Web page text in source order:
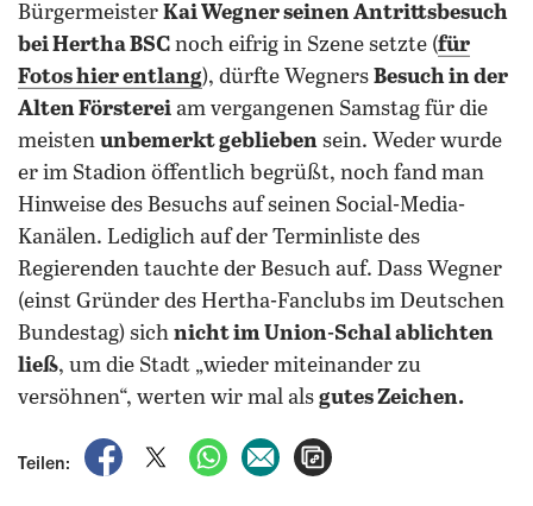
Bürgermeister Kai Wegner seinen Antrittsbesuch
bei Hertha BSC noch eifrig in Szene setzte (für
Fotos hier entlang), dürfte Wegners Besuch in der
Alten Försterei am vergangenen Samstag für die
meisten unbemerkt geblieben sein. Weder wurde
er im Stadion öffentlich begrüßt, noch fand man
Hinweise des Besuchs auf seinen Social-Media-
Kanälen. Lediglich auf der Terminliste des
Regierenden tauchte der Besuch auf. Dass Wegner
(einst Gründer des Hertha-Fanclubs im Deutschen
Bundestag) sich nicht im Union-Schal ablichten
ließ, um die Stadt „wieder miteinander zu
versöhnen“, werten wir mal als gutes Zeichen.
Teilen:
auf Facebook teilen
auf X teilenper WhatsApp teilen
per E-Mail teilen